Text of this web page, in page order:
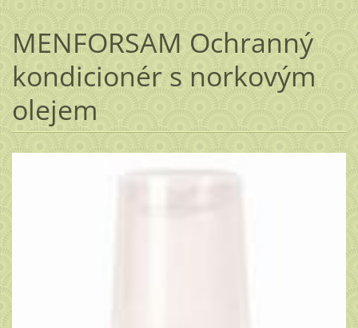
MENFORSAM Ochranný
kondicionér s norkovým
olejem